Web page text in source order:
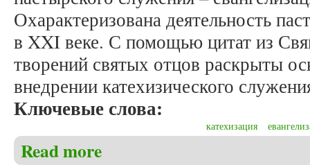
Охарактеризована деятельность
в XXI веке. С помощью цитат из
творений святых отцов раскрыты
внедрении катехизического
Ключевые слова:
катехизация
Read more